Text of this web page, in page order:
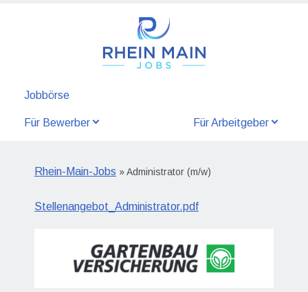
Jobbörse
Für Bewerber Für Arbeitgeber
Rhein-Main-Jobs » Administrator (m/w)
Stellenangebot_Administrator.pdf